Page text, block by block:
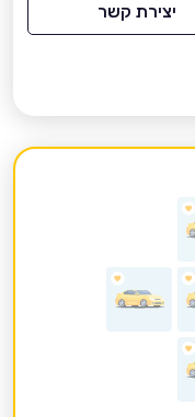
יצירת קשר